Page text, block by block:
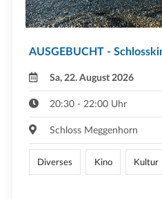
AUSGEBUCHT -
Sa, 22. August 2026
20:30 - 22:00 Uhr
Schloss Meggenhorn
Diverses Kino Kultur